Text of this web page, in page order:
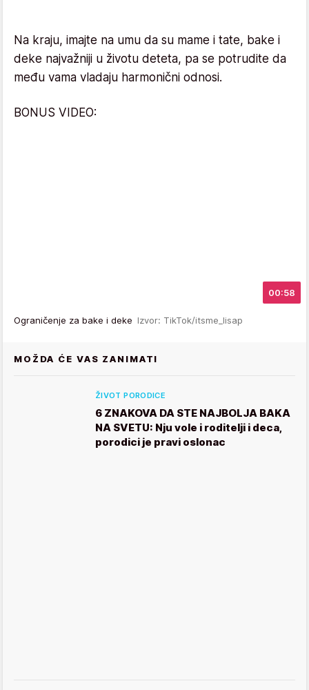
Na kraju, imajte na umu da su mame i tate, bake i
deke najvažniji u životu deteta, pa se potrudite da
među vama vladaju harmonični odnosi.
BONUS VIDEO:
00:58
Ograničenje za bake i deke Izvor: TikTok/itsme_lisap
MOŽDA ĆE VAS ZANIMATI
ŽIVOT PORODICE
6 ZNAKOVA DA STE NAJBOLJA BAKA
NA SVETU: Nju vole i roditelji i deca,
porodici je pravi oslonac